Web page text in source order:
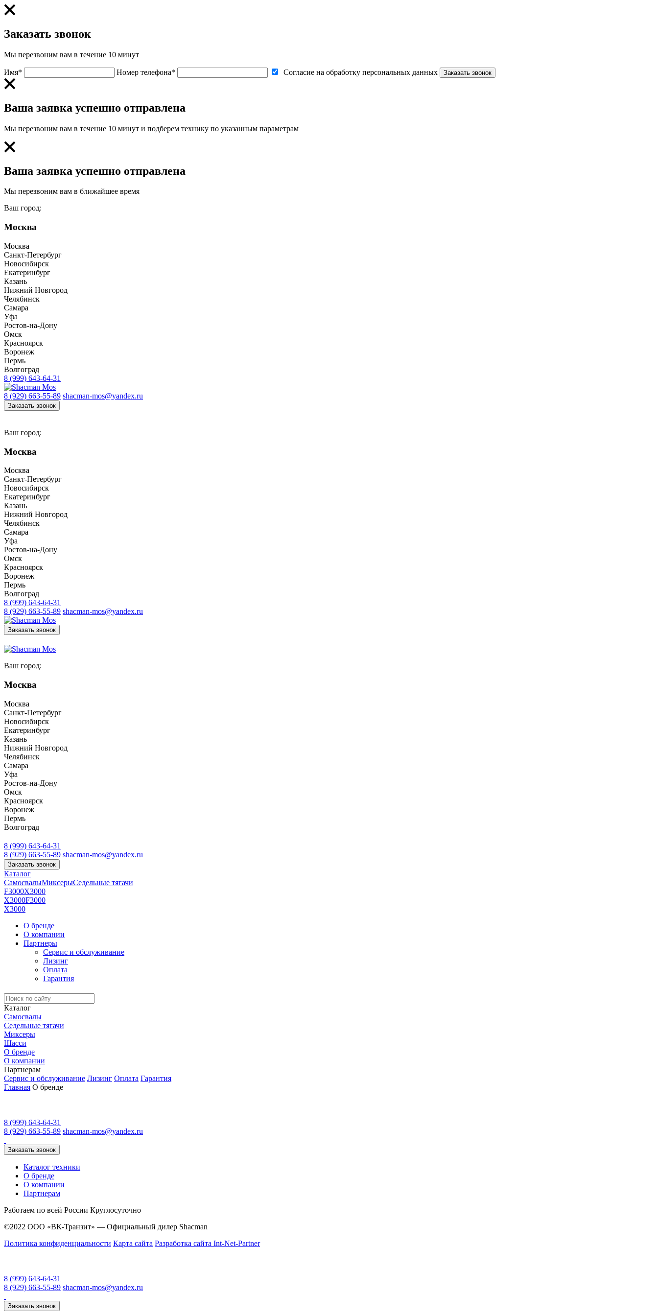
Заказать звонок
Мы перезвоним вам в течение 10 минут
Имя* Номер телефона* Согласие на обработку персональных данных Заказать звонок
Ваша заявка успешно отправлена
Мы перезвоним вам в течение 10 минут и подберем технику по указанным параметрам
Ваша заявка успешно отправлена
Мы перезвоним вам в ближайшее время
Ваш город:
Москва
Москва
Санкт-Петербург
Новосибирск
Екатеринбург
Казань
Нижний Новгород
Челябинск
Самара
Уфа
Ростов-на-Дону
Омск
Красноярск
Воронеж
Пермь
Волгоград
8 (999) 643-64-31
8 (929) 663-55-89 shacman-mos@yandex.ru
Заказать звонок
Ваш город:
Москва
Москва
Санкт-Петербург
Новосибирск
Екатеринбург
Казань
Нижний Новгород
Челябинск
Самара
Уфа
Ростов-на-Дону
Омск
Красноярск
Воронеж
Пермь
Волгоград
8 (999) 643-64-31
8 (929) 663-55-89 shacman-mos@yandex.ru
Заказать звонок
Ваш город:
Москва
Москва
Санкт-Петербург
Новосибирск
Екатеринбург
Казань
Нижний Новгород
Челябинск
Самара
Уфа
Ростов-на-Дону
Омск
Красноярск
Воронеж
Пермь
Волгоград
8 (999) 643-64-31
8 (929) 663-55-89 shacman-mos@yandex.ru
Заказать звонок
Каталог
СамосвалыМиксерыСедельные тягачи
F3000X3000
X3000F3000
X3000
О бренде
О компании
Партнеры
Сервис и обслуживание
Лизинг
Оплата
Гарантия
Каталог
Самосвалы
Седельные тягачи
Миксеры
Шасси
О бренде
О компании
Партнерам
Сервис и обслуживание Лизинг Оплата Гарантия
Главная О бренде
8 (999) 643-64-31
8 (929) 663-55-89 shacman-mos@yandex.ru
Заказать звонок
Каталог техники
О бренде
О компании
Партнерам
Работаем по всей России Круглосуточно
©2022 ООО «ВК-Транзит» — Официальный дилер Shacman
Политика конфиденциальности Карта сайта Разработка сайта Int-Net-Partner
8 (999) 643-64-31
8 (929) 663-55-89 shacman-mos@yandex.ru
Заказать звонок